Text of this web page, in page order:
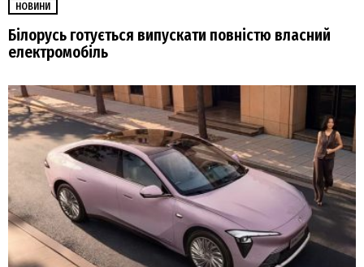
НОВИНИ
Білорусь готується випускати повністю власний
електромобіль